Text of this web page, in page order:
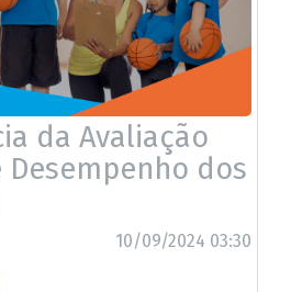
da Avaliação
Desempenho dos
10/09/2024 03:30